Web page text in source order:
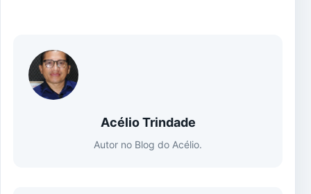
Acélio Trindade
Autor no Blog do Acélio.